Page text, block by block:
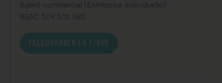
Agent commercial (Entreprise individuelle)
RSAC 509 506 085
TÉLÉCHARGER LA FICHE